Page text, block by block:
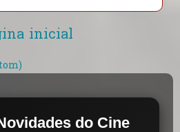
inicial
do Cine